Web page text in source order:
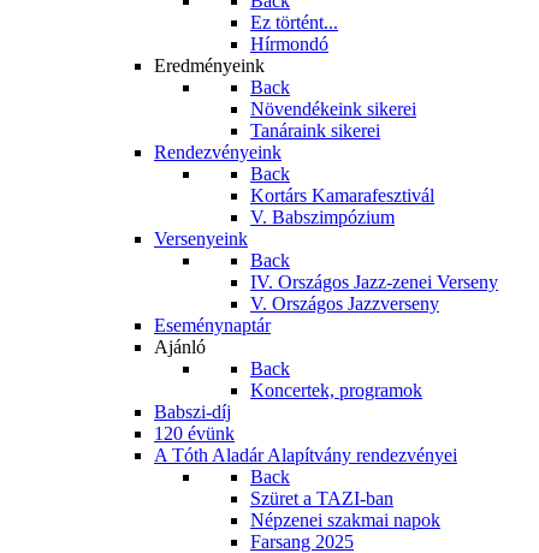
Ez történt...
Hírmondó
Eredményeink
Back
Növendékeink sikerei
Tanáraink sikerei
Rendezvényeink
Back
Kortárs Kamarafesztivál
V. Babszimpózium
Versenyeink
Back
IV. Országos Jazz-zenei Verseny
V. Országos Jazzverseny
Eseménynaptár
Ajánló
Back
Koncertek, programok
Babszi-díj
120 évünk
A Tóth Aladár Alapítvány rendezvényei
Back
Szüret a TAZI-ban
Népzenei szakmai napok
Farsang 2025